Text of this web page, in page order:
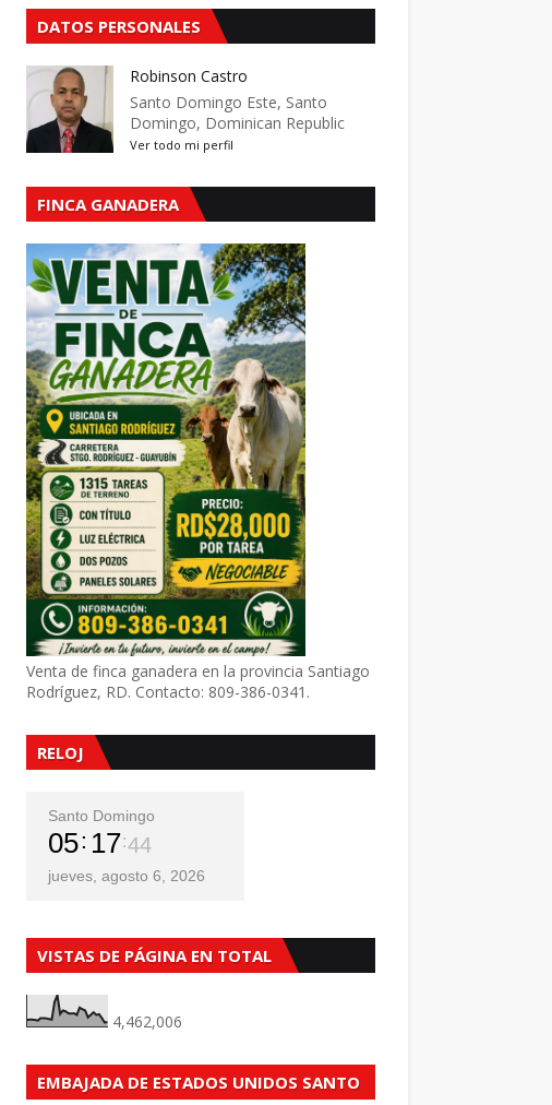
DATOS PERSONALES
Robinson Castro
Santo Domingo Este, Santo
Domingo, Dominican Republic
Ver todo mi perfil
FINCA GANADERA
Venta de finca ganadera en la provincia Santiago
Rodríguez, RD. Contacto: 809-386-0341.
RELOJ
Santo Domingo
05 17 45
jueves, agosto 6, 2026
VISTAS DE PÁGINA EN TOTAL
4,462,006
EMBAJADA DE ESTADOS UNIDOS SANTO